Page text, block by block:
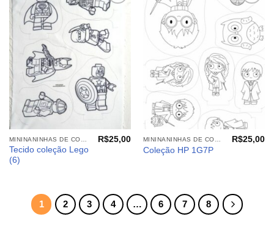
Adicionar
meus
desejos
Tecido coleção Lego
(6)
R$25,00
Adicionar
aos
meus
desejos
Coleção HP 1G7P
R$25,00
1 2 3 4 … 6 7 8